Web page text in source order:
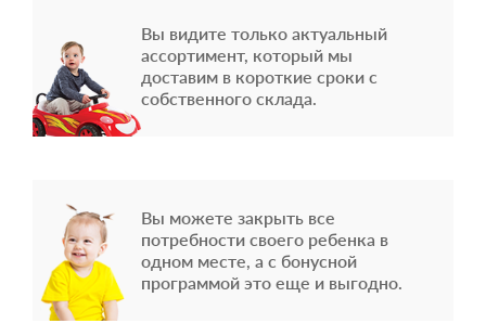
Вы видите только актуальный
ассортимент, который мы
доставим в короткие сроки с
собственного склада.
Вы можете закрыть все
потребности своего ребенка в
одном месте, а с бонусной
программой это еще и выгодно.